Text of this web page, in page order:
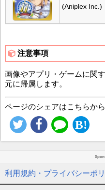
(Aniplex Inc.)
注意事項
画像やアプリ・ゲームに関
元に帰属します。
ページのシェアはこちらか
利用規約・プライバシーポ